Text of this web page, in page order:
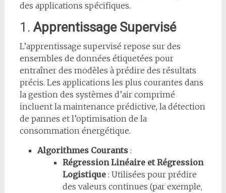
des applications spécifiques.
1. Apprentissage Supervisé
L’apprentissage supervisé repose sur des
ensembles de données étiquetées pour
entraîner des modèles à prédire des résultats
précis. Les applications les plus courantes dans
la gestion des systèmes d’air comprimé
incluent la maintenance prédictive, la détection
de pannes et l’optimisation de la
consommation énergétique.
Algorithmes Courants:
Régression Linéaire et Régression
Logistique: Utilisées pour prédire
des valeurs continues (par exemple,